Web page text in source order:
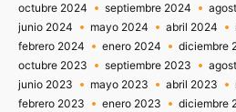
octubre 2024
septiembre 2024
junio 2024
mayo 2024 abril 2024
febrero 2024
enero 2024 diciembre
octubre 2023
septiembre 2023
junio 2023
mayo 2023 abril 2023
febrero 2023
enero 2023 diciembre